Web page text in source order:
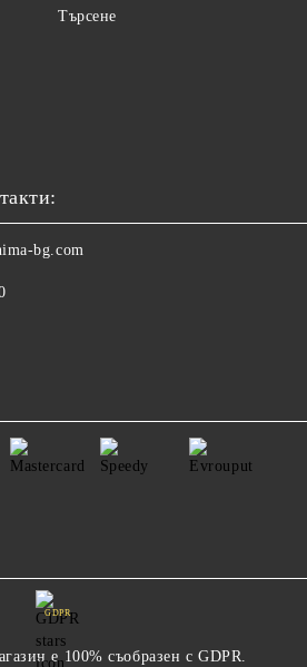
Търсене
bg.com
GDPR
е 100% съобразен с GDPR.